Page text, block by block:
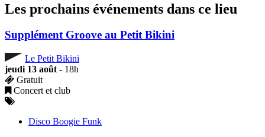
Les prochains événements dans ce lieu
Supplément Groove au Petit Bikini
Le Petit Bikini
jeudi 13 août - 18h
Gratuit
Concert et club
Disco Boogie Funk